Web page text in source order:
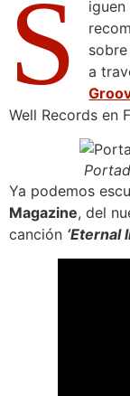
S
sobre
a
Well Records en
Ya podemos
Magazine, del
canción ‘Eternal